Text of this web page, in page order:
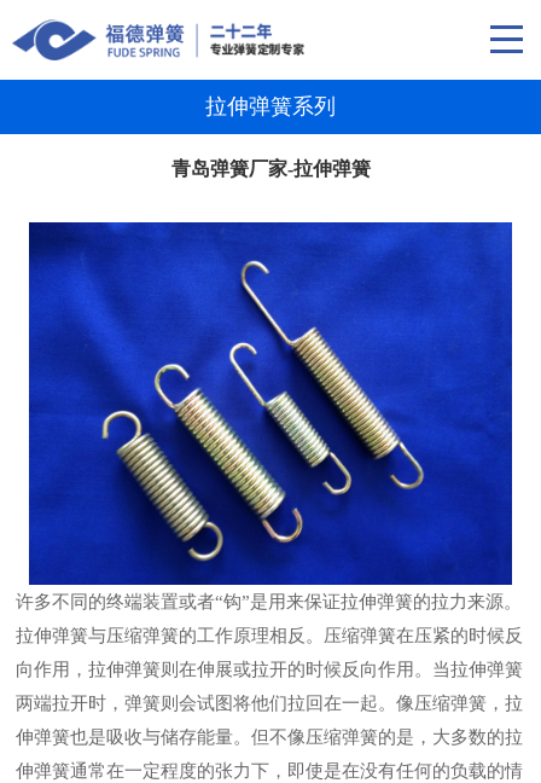
拉伸弹簧系列
青岛弹簧厂家-拉伸弹簧
许多不同的终端装置或者“钩”是用来保证拉伸弹簧的拉力来源。
拉伸弹簧与压缩弹簧的工作原理相反。压缩弹簧在压紧的时候反
向作用，拉伸弹簧则在伸展或拉开的时候反向作用。当拉伸弹簧
两端拉开时，弹簧则会试图将他们拉回在一起。像压缩弹簧，拉
伸弹簧也是吸收与储存能量。但不像压缩弹簧的是，大多数的拉
伸弹簧通常在一定程度的张力下，即使是在没有任何的负载的情